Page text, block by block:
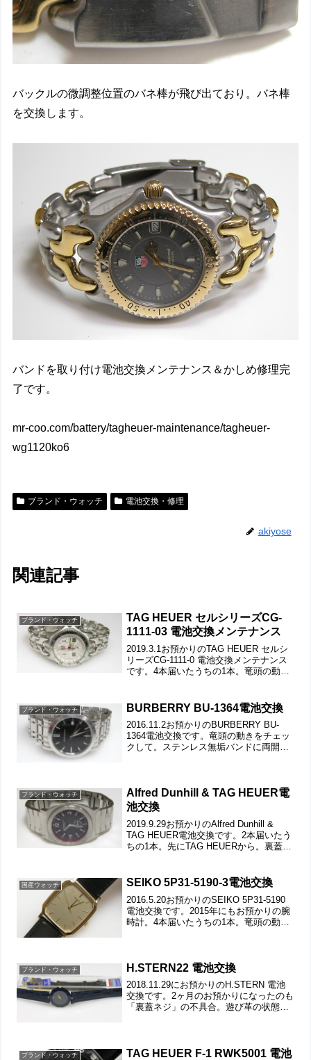
バックルの微調整位置のバネ棒が飛び出ており。バネ棒
を交換します。
バンドを取り付け電池交換メンテナンス＆かしめ修理完
了です。
mr-coo.com/battery/tagheuer-maintenance/tagheuer-
wg1120ko6
ブランド・ウォッチ 電池交換・修理
akiyose
関連記事
ブランド・ウォッチ
TAG HEUER セルシリーズCG-
1111-03 電池交換メンテナンス
2019.3.1お預かりのTAG HEUER セルシ
リーズCG-1111-0 電池交換メンテナンス
です。4本届いたうちの1本。竜頭の動き
チェックします。ベルトごと洗浄で...
ブランド・ウォッチ BURBERRY BU-1364電池交換
2016.11.2お預かりのBURBERRY BU-
1364電池交換です。竜頭の動きをチェッ
クして。ステンレス無垢バンドに両開き
大。...
ブランド・ウォッチ
Alfred Dunhill & TAG HEUER電
池交換
2019.9.29お預かりのAlfred Dunhill &
TAG HEUER電池交換です。2本届いたう
ちの1本。先にTAG HEUERから。裏蓋の
を拭き取り電池格納...
国産ウォッチ SEIKO 5P31-5190-3電池交換
2016.5.20お預かりのSEIKO 5P31-5190
電池交換です。2015年にもお預かりの腕
時計。4本届いたうちの1本。竜頭の動き
ブランド・ウォッチ H.STERN22 電池交換
2018.11.29にお預かりのH.STERN 電池
交換です。2ヶ月のお預かりになったのも
「裏蓋ネジ」の不具合。遊び革の状態も
も同...
ブランド・ウォッチ
TAG HEUER F-1 RWK5001 電池